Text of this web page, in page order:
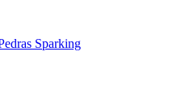
Sparking